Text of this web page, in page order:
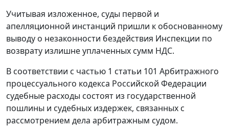
Учитывая изложенное, суды первой и
апелляционной инстанций пришли к обоснованному
выводу о незаконности бездействия Инспекции по
возврату излишне уплаченных сумм НДС.
В соответствии с частью 1 статьи 101 Арбитражного
процессуального кодекса Российской Федерации
судебные расходы состоят из государственной
пошлины и судебных издержек, связанных с
рассмотрением дела арбитражным судом.